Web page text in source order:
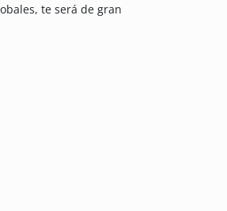
te será de gran